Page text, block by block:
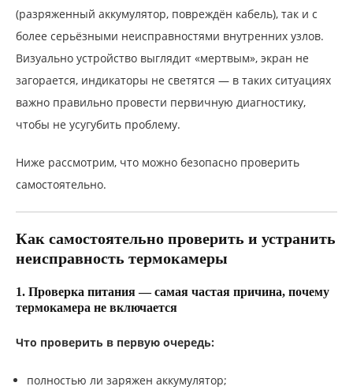
(разряженный аккумулятор, повреждён кабель), так и с
более серьёзными неисправностями внутренних узлов.
Визуально устройство выглядит «мертвым», экран не
загорается, индикаторы не светятся — в таких ситуациях
важно правильно провести первичную диагностику,
чтобы не усугубить проблему.
Ниже рассмотрим, что можно безопасно проверить
самостоятельно.
Как самостоятельно проверить и устранить
неисправность термокамеры
1. Проверка питания — самая частая причина, почему
термокамера не включается
Что проверить в первую очередь:
полностью ли заряжен аккумулятор;